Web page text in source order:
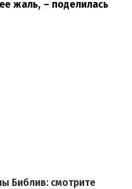
жаль, – поделилась
Библив: смотрите